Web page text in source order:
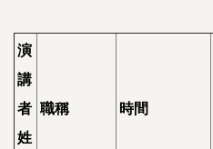
演
講
者
姓
職稱 時間